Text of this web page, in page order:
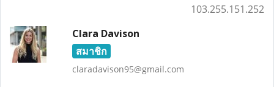
103.255.151.252
Clara Davison
สมาชิก
claradavison95@gmail.com